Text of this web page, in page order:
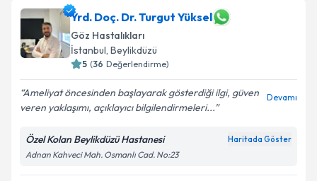
Yrd. Doç. Dr. Turgut Yüksel
Göz Hastalıkları
İstanbul, Beylikdüzü
5 (36 Değerlendirme)
Ameliyat öncesinden başlayarak gösterdiği ilgi, güven
veren yaklaşımı, açıklayıcı bilgilendirmeleri...
Devamı
Özel Kolan Beylikdüzü Hastanesi Haritada Göster
Adnan Kahveci Mah. Osmanlı Cad. No:23